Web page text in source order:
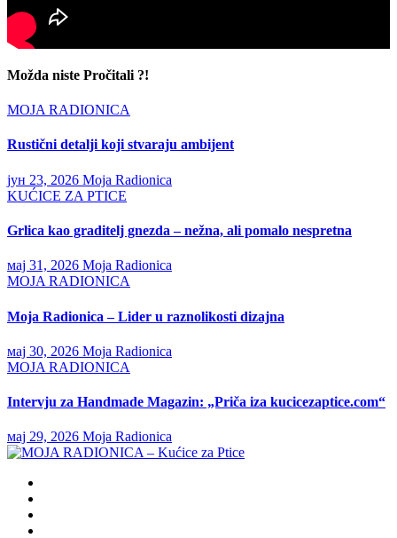
Možda niste Pročitali ?!
MOJA RADIONICA
Rustični detalji koji stvaraju ambijent
јун 23, 2026 Moja Radionica
KUĆICE ZA PTICE
Grlica kao graditelj gnezda – nežna, ali pomalo nespretna
мај 31, 2026 Moja Radionica
MOJA RADIONICA
Moja Radionica – Lider u raznolikosti dizajna
мај 30, 2026 Moja Radionica
MOJA RADIONICA
Intervju za Handmade Magazin: „Priča iza kucicezaptice.com“
мај 29, 2026 Moja Radionica